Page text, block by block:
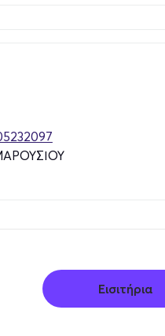
Εισιτήρια